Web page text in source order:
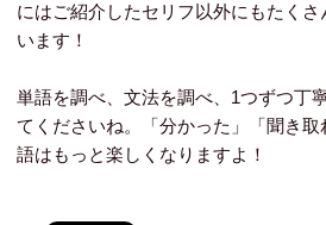
にはご紹介したセリフ以外にもたく
います！
単語を調べ、文法を調べ、1つずつ丁
てくださいね。「分かった」「聞き
語はもっと楽しくなりますよ！